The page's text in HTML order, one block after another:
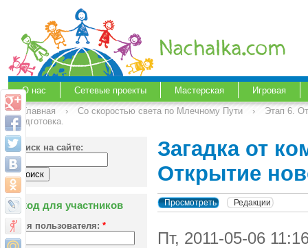
О нас Сетевые проекты Мастерская
Игровая
Главная
› Со скоростью света по Млечному Пути ›
Этап 6.
подготовка.
Поиск на сайте:
Вход для участников
Имя пользователя: *
Загадка от
Открытие
Просмотреть Редакции
Пт, 2011-05-06